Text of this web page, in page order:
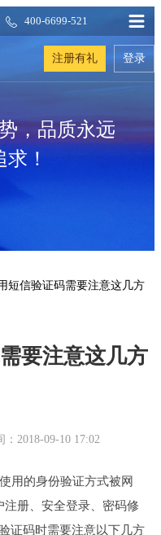
400-6699-521
注册有礼 登录
，品质永远
！
短信验证码需要注意这几方
要注意这几方
2018-09-10 17:02
用的身份验证方式被网
册、安全登录、密码修
证码时需要注意以下几方